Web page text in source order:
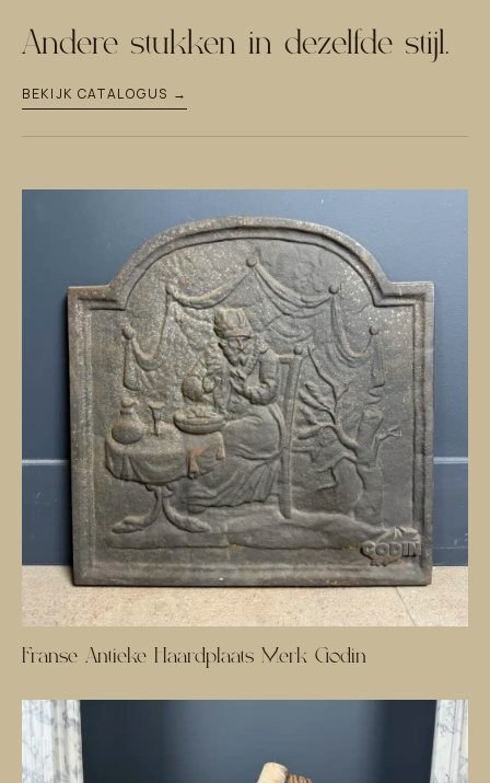
Andere stukken in dezelfde stijl.
BEKIJK CATALOGUS →
Franse Antieke Haardplaats Merk Godin